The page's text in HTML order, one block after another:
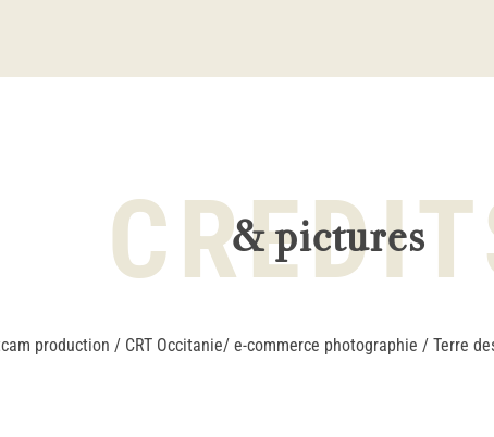
& pictures
production / CRT Occitanie/ e-commerce photographie / Terre